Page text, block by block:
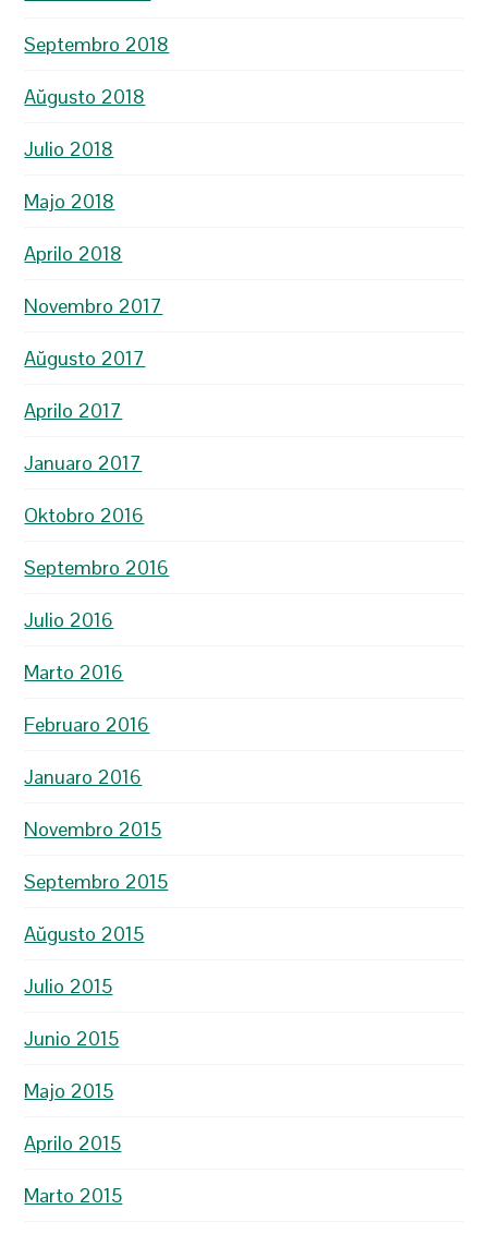
Septembro 2018
Aŭgusto 2018
Julio 2018
Majo 2018
Aprilo 2018
Novembro 2017
Aŭgusto 2017
Aprilo 2017
Januaro 2017
Oktobro 2016
Septembro 2016
Julio 2016
Marto 2016
Februaro 2016
Januaro 2016
Novembro 2015
Septembro 2015
Aŭgusto 2015
Julio 2015
Junio 2015
Majo 2015
Aprilo 2015
Marto 2015